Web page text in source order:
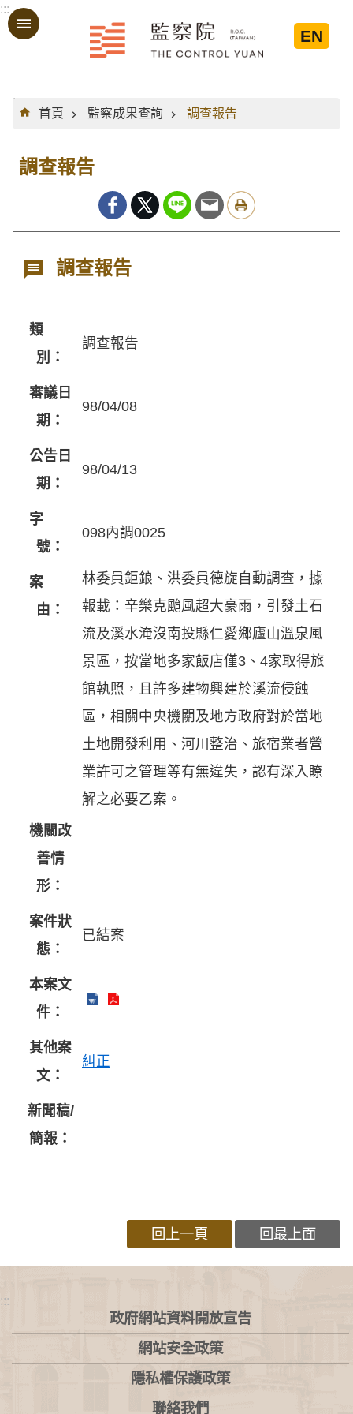
跳到主要內容區塊
:::
EN
:::
首頁
監察成果查詢 調查報告
調查報告
調查報告
類
別：
調查報告
審議日
期：
98/04/08
公告日
期：
98/04/13
字
號：
098內調0025
案
由：
林委員鉅鋃、洪委員德旋自動調查，據
報載：辛樂克颱風超大豪雨，引發土石
流及溪水淹沒南投縣仁愛鄉廬山溫泉風
景區，按當地多家飯店僅3、4家取得旅
館執照，且許多建物興建於溪流侵蝕
區，相關中央機關及地方政府對於當地
土地開發利用、河川整治、旅宿業者營
業許可之管理等有無違失，認有深入瞭
解之必要乙案。
機關改
善情
形：
案件狀
態：
已結案
本案文
件：
其他案
文：
糾正
新聞稿/
簡報：
回上一頁 回最上面
:::
政府網站資料開放宣告
網站安全政策
隱私權保護政策
聯絡我們